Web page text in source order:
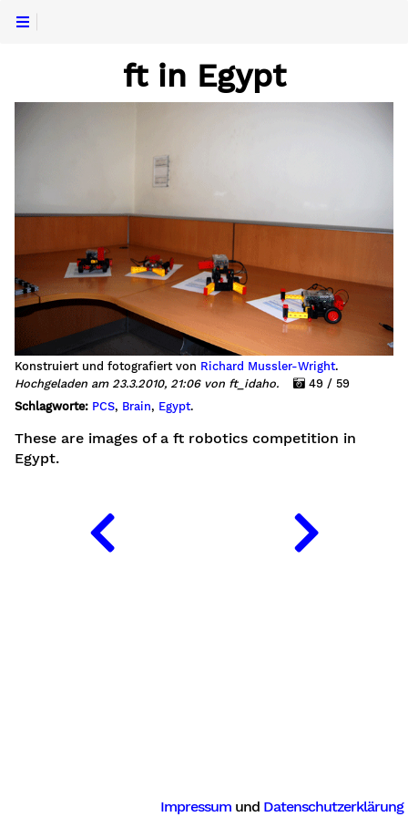
ft in Egypt
Konstruiert und fotografiert von Richard Mussler-Wright.
Hochgeladen am 23.3.2010, 21:06 von ft_idaho.
49 / 59
Schlagworte: PCS, Brain, Egypt.
These are images of a ft robotics competition in
Egypt.
Impressum und Datenschutzerklärung